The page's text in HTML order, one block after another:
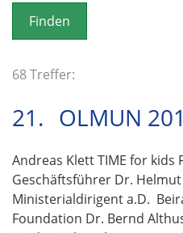
o
n
68 Treffer:
21. OLMUN
Andreas Klett TIME for kids
Geschäftsführer Dr.
Ministerialdirigent a.D.
Foundation Dr. Bernd